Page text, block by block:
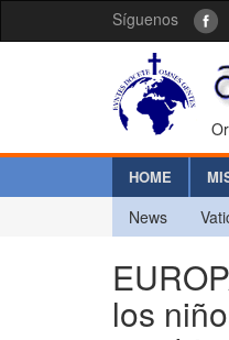
Síguenos
HOME
News
los